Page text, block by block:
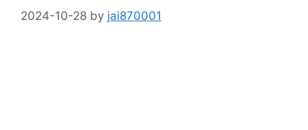
2024-10-28 by jai870001